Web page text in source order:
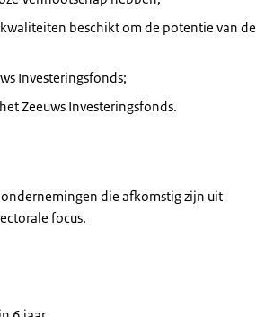
beschikt om de potentie van de
Investeringsfonds;
Zeeuws Investeringsfonds.
die afkomstig zijn uit
focus.